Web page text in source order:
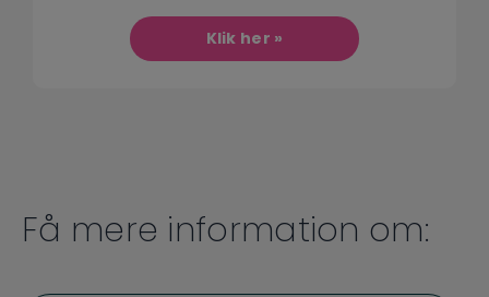
Klik her »
Få mere information om: